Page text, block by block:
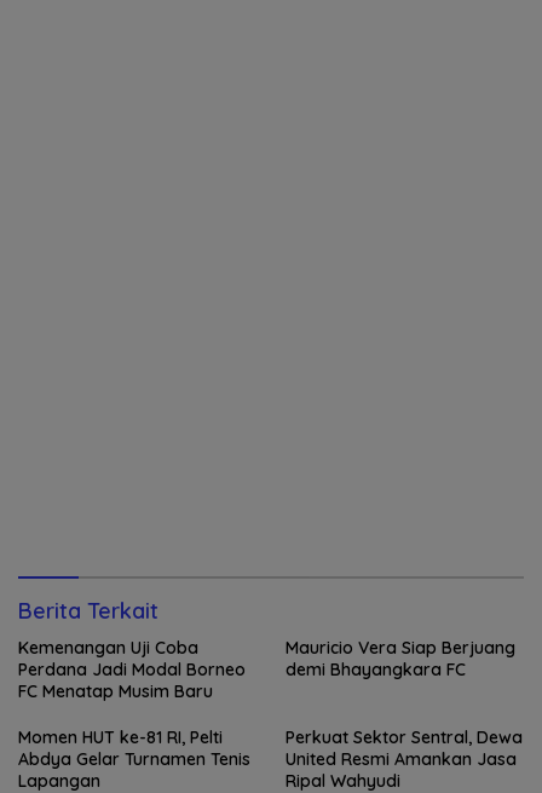
Berita Terkait
Kemenangan Uji Coba
Perdana Jadi Modal Borneo
FC Menatap Musim Baru
Mauricio Vera Siap Berjuang
demi Bhayangkara FC
Momen HUT ke-81 RI, Pelti
Abdya Gelar Turnamen Tenis
Lapangan
Perkuat Sektor Sentral, Dewa
United Resmi Amankan Jasa
Ripal Wahyudi